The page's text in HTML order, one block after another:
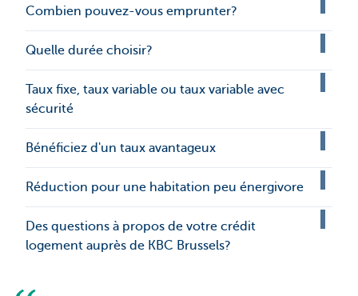
Combien pouvez-vous emprunter?
Quelle durée choisir?
Taux fixe, taux variable ou taux variable avec
sécurité
Bénéficiez d'un taux avantageux
Réduction pour une habitation peu énergivore
Des questions à propos de votre crédit
logement auprès de KBC Brussels?